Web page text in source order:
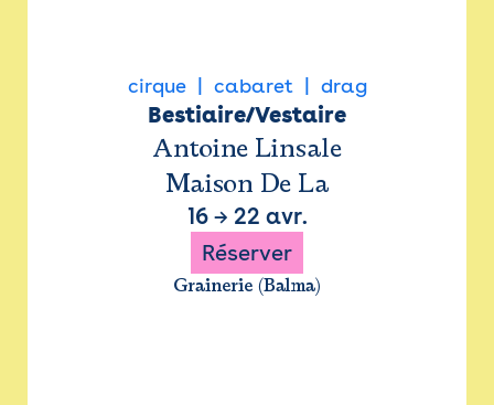
cirque cabaret drag
Bestiaire/Vestaire
Antoine Linsale
Maison De La
16→ 22 avr.
Réserver
Grainerie (Balma)